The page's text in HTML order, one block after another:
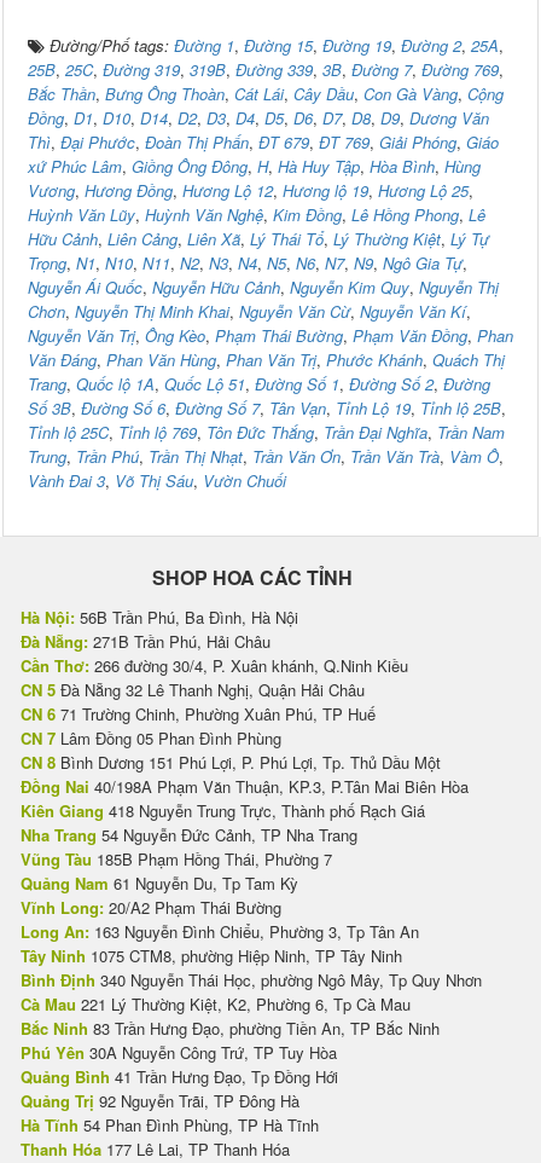
Đường/Phố tags: Đường 1, Đường 15, Đường 19, Đường 2, 25A,
25B, 25C, Đường 319, 319B, Đường 339, 3B, Đường 7, Đường 769,
Bắc Thần, Bưng Ông Thoàn, Cát Lái, Cây Dầu, Con Gà Vàng, Cộng
Đồng, D1, D10, D14, D2, D3, D4, D5, D6, D7, D8, D9, Dương Văn
Thì, Đại Phước, Đoàn Thị Phấn, ĐT 679, ĐT 769, Giải Phóng, Giáo
xứ Phúc Lâm, Giồng Ông Đông, H, Hà Huy Tập, Hòa Bình, Hùng
Vương, Hương Đồng, Hương Lộ 12, Hương lộ 19, Hương Lộ 25,
Huỳnh Văn Lũy, Huỳnh Văn Nghệ, Kim Đồng, Lê Hồng Phong, Lê
Hữu Cảnh, Liên Cảng, Liên Xã, Lý Thái Tổ, Lý Thường Kiệt, Lý Tự
Trọng, N1, N10, N11, N2, N3, N4, N5, N6, N7, N9, Ngô Gia Tự,
Nguyễn Ái Quốc, Nguyễn Hữu Cảnh, Nguyễn Kim Quy, Nguyễn Thị
Chơn, Nguyễn Thị Minh Khai, Nguyễn Văn Cừ, Nguyễn Văn Kí,
Nguyễn Văn Trị, Ông Kèo, Phạm Thái Bường, Phạm Văn Đồng, Phan
Văn Đáng, Phan Văn Hùng, Phan Văn Trị, Phước Khánh, Quách Thị
Trang, Quốc lộ 1A, Quốc Lộ 51, Đường Số 1, Đường Số 2, Đường
Số 3B, Đường Số 6, Đường Số 7, Tân Vạn, Tỉnh Lộ 19, Tỉnh lộ 25B,
Tỉnh lộ 25C, Tỉnh lộ 769, Tôn Đức Thắng, Trần Đại Nghĩa, Trần Nam
Trung, Trần Phú, Trần Thị Nhạt, Trần Văn Ơn, Trần Văn Trà, Vàm Ô,
Vành Đai 3, Võ Thị Sáu, Vườn Chuối
SHOP HOA CÁC TỈNH
Hà Nội: 56B Trần Phú, Ba Đình, Hà Nội
Đà Nẵng: 271B Trần Phú, Hải Châu
Cần Thơ: 266 đường 30/4, P. Xuân khánh, Q.Ninh Kiều
CN 5 Đà Nẵng 32 Lê Thanh Nghị, Quận Hải Châu
CN 6 71 Trường Chinh, Phường Xuân Phú, TP Huế
CN 7 Lâm Đồng 05 Phan Đình Phùng
CN 8 Bình Dương 151 Phú Lợi, P. Phú Lợi, Tp. Thủ Dầu Một
Đồng Nai 40/198A Phạm Văn Thuận, KP.3, P.Tân Mai Biên Hòa
Kiên Giang 418 Nguyễn Trung Trực, Thành phố Rạch Giá
Nha Trang 54 Nguyễn Đức Cảnh, TP Nha Trang
Vũng Tàu 185B Phạm Hồng Thái, Phường 7
Quảng Nam 61 Nguyễn Du, Tp Tam Kỳ
Vĩnh Long: 20/A2 Phạm Thái Bường
Long An: 163 Nguyễn Đình Chiểu, Phường 3, Tp Tân An
Tây Ninh 1075 CTM8, phường Hiệp Ninh, TP Tây Ninh
Bình Định 340 Nguyễn Thái Học, phường Ngô Mây, Tp Quy Nhơn
Cà Mau 221 Lý Thường Kiệt, K2, Phường 6, Tp Cà Mau
Bắc Ninh 83 Trần Hưng Đạo, phường Tiền An, TP Bắc Ninh
Phú Yên 30A Nguyễn Công Trứ, TP Tuy Hòa
Quảng Bình 41 Trần Hưng Đạo, Tp Đồng Hới
Quảng Trị 92 Nguyễn Trãi, TP Đông Hà
Hà Tĩnh 54 Phan Đình Phùng, TP Hà Tĩnh
Thanh Hóa 177 Lê Lai, TP Thanh Hóa